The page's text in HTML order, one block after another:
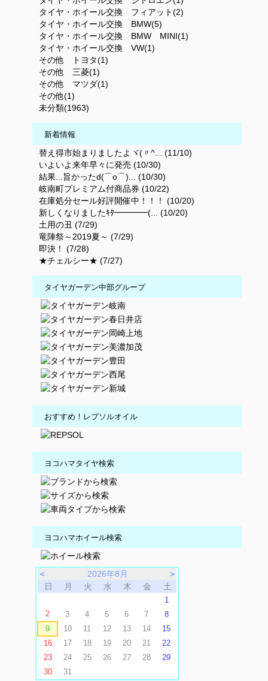
タイヤ・ホイール交換 フィアット(2)
タイヤ・ホイール交換 BMW(5)
タイヤ・ホイール交換 BMW MINI(1)
タイヤ・ホイール交換 VW(1)
その他 トヨタ(1)
その他 三菱(1)
その他 マツダ(1)
その他(1)
未分類(1963)
新着情報
替え得市始まりましたよヾ(〃^... (11/10)
いよいよ来年早々に発売 (10/30)
結果...旨かったd(⌒o⌒)... (10/30)
岐南町プレミアム付商品券 (10/22)
在庫処分セール好評開催中！！！ (10/20)
新しくなりましたｷﾀ━━━━(... (10/20)
土用の丑 (7/29)
竜陣祭～2019夏～ (7/29)
即決！ (7/28)
★チェルシー★ (7/27)
タイヤガーデン中部グループ
おすすめ！レプソルオイル
ヨコハマタイヤ検索
ヨコハマホイール検索
＜ 2026年8月
＞
日
月 火 水 木 金 土
1
2
3 4 5 6 7
8
9
10 11 12 13 14
15
16
17 18 19 20 21
22
23
24 25 26 27 28
29
30
31